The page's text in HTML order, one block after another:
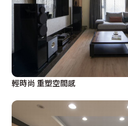
輕時尚 重塑空間感